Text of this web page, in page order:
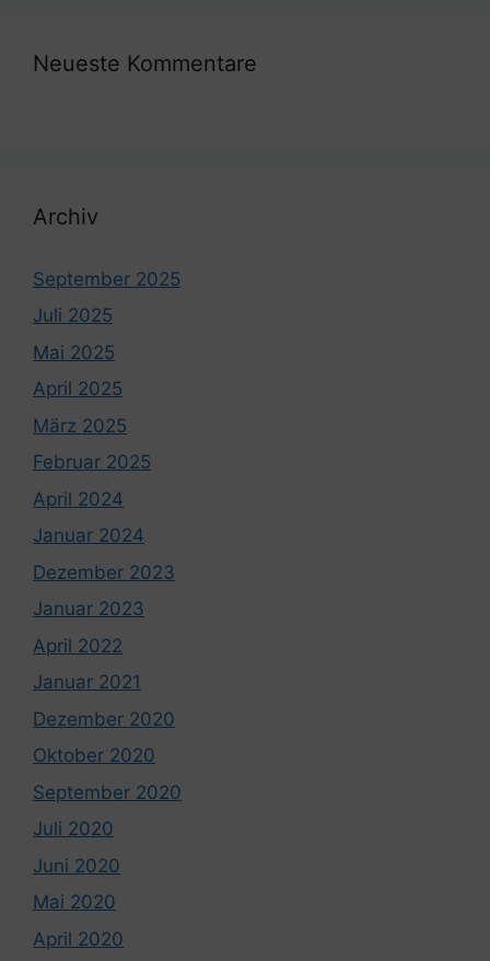
Neueste Kommentare
Archiv
September 2025
Juli 2025
Mai 2025
April 2025
März 2025
Februar 2025
April 2024
Januar 2024
Dezember 2023
Januar 2023
April 2022
Januar 2021
Dezember 2020
Oktober 2020
September 2020
Juli 2020
Juni 2020
Mai 2020
April 2020